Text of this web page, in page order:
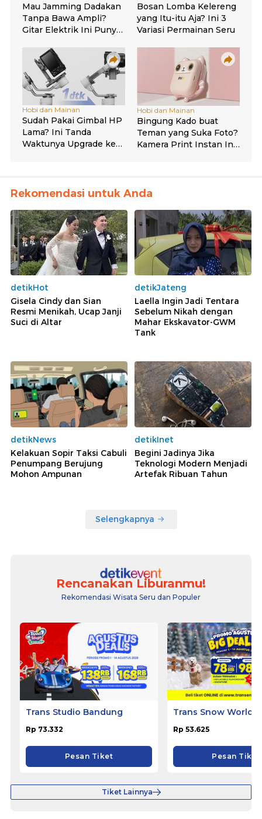
Rekomendasi untuk Anda
detikHot
Gisela Cindy dan Sian
Resmi Menikah, Ucap Janji
Suci di Altar
detikJateng
Laella Ingin Jadi Tentara
Sebelum Nikah dengan
Mahar Ekskavator-GWM
Tank
detikNews
Kelakuan Sopir Taksi Cabuli
Penumpang Berujung
Mohon Ampunan
detikInet
Begini Jadinya Jika
Teknologi Modern Menjadi
Artefak Ribuan Tahun
Selengkapnya
Rencanakan Liburanmu!
Rekomendasi Wisata Seru dan Populer
Trans Studio Bandung
Rp 73.332
Pesan Tiket
Trans Snow World
Rp 53.625
Pesan Tiket
Tiket Lainnya